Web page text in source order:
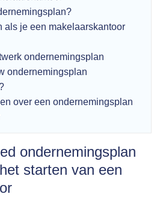
als je een makelaarskantoor
ondernemingsplan
ondernemingsplan
over een ondernemingsplan
ondernemingsplan
starten van een